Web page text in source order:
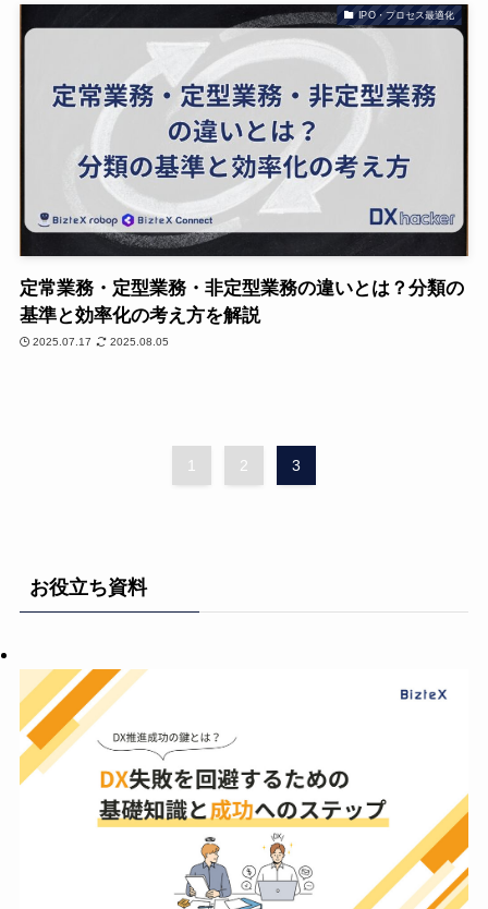
IPO・プロセス最適化
定常業務・定型業務・非定型業務の違いとは？分類の
基準と効率化の考え方を解説
2025.07.17 2025.08.05
1 2 3
お役立ち資料